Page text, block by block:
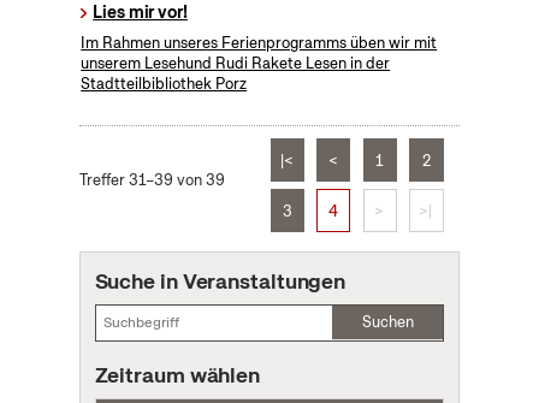
Lies mir vor!
Im Rahmen unseres Ferienprogramms üben wir mit
unserem Lesehund Rudi Rakete Lesen in der
Stadtteilbibliothek Porz
Treffer 31–39 von 39
|< < 1 2
3 4 > >|
Suche in Veranstaltungen
Suchen
Zeitraum wählen